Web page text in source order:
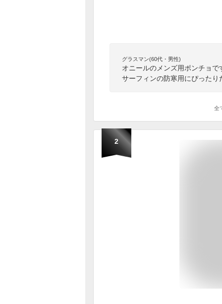
グラスマン(60代・男性)
オニールのメンズ用ポンチョ
サーフィンの防寒用にぴったり
全
2